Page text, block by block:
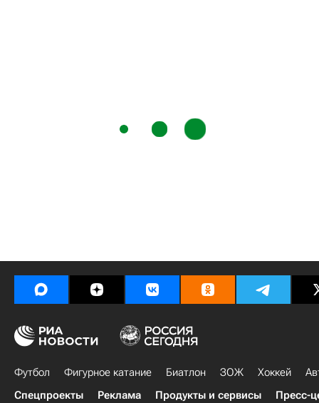
Футбол Фигурное катание Биатлон ЗОЖ Хоккей
Спецпроекты
Реклама Продукты и сервисы Пресс-